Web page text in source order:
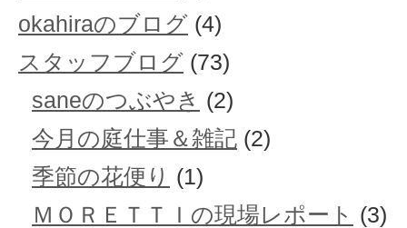
okahiraのブログ (4)
スタッフブログ (73)
saneのつぶやき (2)
今月の庭仕事＆雑記 (2)
季節の花便り (1)
ＭＯＲＥＴＴＩの現場レポート (3)